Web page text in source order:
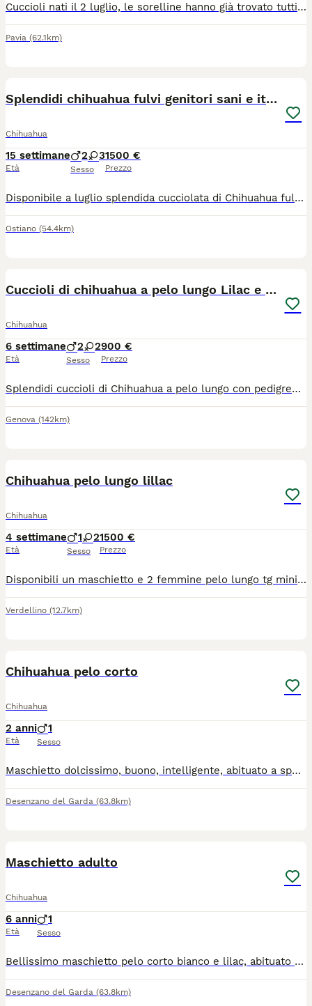
Cuccioli nati il 2 luglio, le sorelline hanno già trovato tutti una nuova famiglia, ed è rimasta solo questa dolcissima femminuccia in attesa di trovare la sua famiglia ​La piccola è prenotabile da subito e sarà pronta per venire con voi a partire dal 27 agosto. ​Per qualsiasi informazione, per ricevere altre foto contattatemi pure tramite WhatsApp al numero: 3385636194
Pavia (62.1km)
Splendidi chihuahua fulvi genitori sani e italiani
Chihuahua
15 settimane
Età
2 3
Sesso
1500 €
Prezzo
​Disponibile a luglio splendida cucciolata di Chihuahua fulvi (anche carbonati con macchie bianche). ​ 🏆 Genealogia e Salute La qualità dei nostri cuccioli parte dalle loro radici. Entrambi i genitori provengono da due dei più rinomati allevamenti italiani (documenti in foto) scelti per l'eccellenza delle loro linee di sangue e per l'attenzione alla salute e al carattere: Genitori visibili e di nostra proprietà. Carattere equilibrato, socievole e affettuoso. ❤️ La nostra Filosofia: Etica e Libertà Crediamo fermamente che un cane felice sia un cane che vive la casa. La nostra non è una produzione "in serie", ma un atto d'amore. Per informazioni, foto o per venire a conoscere i piccoli e i loro genitori, contattateci qui o sulla nostra pagina Fb (i chihuahua delle lanterne) o Ig (le_lanterne_) *Siamo a disposizione per qualsiasi consiglio pre e post-adozione.*
Ostiano (54.4km)
Cuccioli di chihuahua a pelo lungo Lilac e Blu
Chihuahua
6 settimane
Età
2 2
Sesso
900 €
Prezzo
Splendidi cuccioli di Chihuahua a pelo lungo con pedigree ENCI Disponibili splendidi cuccioli di Chihuahua a pelo lungo, nati il 26/06/2026, allevati con amore in ambiente familiare. Entrambi i genitori sono muniti di pedigree ENCI e i cuccioli saranno ceduti solo dopo il compimento dell’età prevista dalla normativa. Disponibili: * 🩵 1 Maschi: €900 * 🩷 2 Femmine: €1.200 I cuccioli saranno consegnati con: ✔ Microchip ✔ Prima vaccinazione ✔ Sverminazioni effettuate ✔ Libretto sanitario ✔ Pedigree ENCI richiesto I cuccioli cresceranno in ambiente familiare, saranno abituati al contatto con le persone e con i bambini, ricevendo fin da piccoli le migliori cure. Per maggiori informazioni, foto o per fissare una visita, contattatemi in privato. Solo persone realmente interessate e amanti della razza.
Genova (142km)
Chihuahua pelo lungo lillac
Chihuahua
4 settimane
Età
1 2
Sesso
1500 €
Prezzo
Disponibili un maschietto e 2 femmine pelo lungo tg mini verranno consegnati completi di ciclo vermifugo trattamento antiparassitario vaccino microchip certificato medico libretto sanitario iscrizione anagrafe canina passaggio di proprietà kit cucciolo pedigree enci genitori visibili solo persone responsabili siamo in provincia di Bergamo solo contatti telefonici 3491350788
Verdellino (12.7km)
Chihuahua pelo corto
Chihuahua
2 anni
Età
1
Sesso
Maschietto dolcissimo, buono, intelligente, abituato a sporcare in giardino, solo da compagnia, ha microchip, libretto sanitario completo di vaccini e trattamento antiparassitario. Per informazioni contattatemi al 3398754098 Non è in regalo
Desenzano del Garda (63.8km)
Maschietto adulto
Chihuahua
6 anni
Età
1
Sesso
Bellissimo maschietto pelo corto bianco e lilac, abituato a sporcare in giardino, dolcissimo, solo da compagnia, no altri maschi, per informazioni solo telefoniche, 3398754098. Non è in regalo
Desenzano del Garda (63.8km)